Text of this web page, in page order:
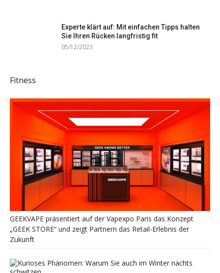
Experte klärt auf: Mit einfachen Tipps halten
Sie Ihren Rücken langfristig fit
05/12/2023
Fitness
GEEKVAPE präsentiert auf der Vapexpo Paris das Konzept
„GEEK STORE“ und zeigt Partnern das Retail-Erlebnis der
Zukunft